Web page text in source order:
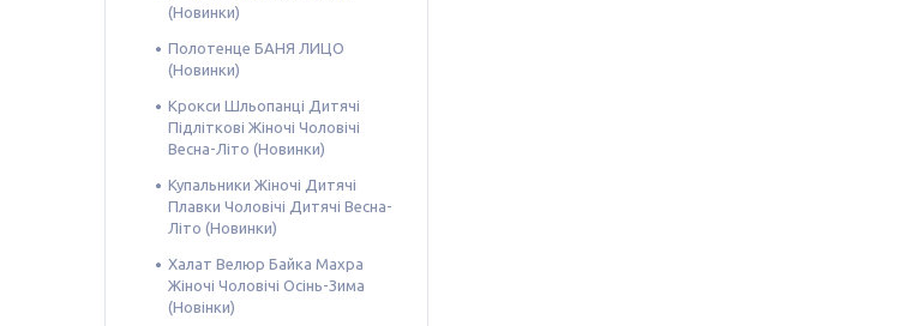
(Новинки)
Полотенце БАНЯ ЛИЦО
(Новинки)
Крокси Шльопанці Дитячі
Підліткові Жіночі Чоловічі
Весна-Літо (Новинки)
Купальники Жіночі Дитячі
Плавки Чоловічі Дитячі Весна-
Літо (Новинки)
Халат Велюр Байка Махра
Жіночі Чоловічі Осінь-Зима
(Новінки)